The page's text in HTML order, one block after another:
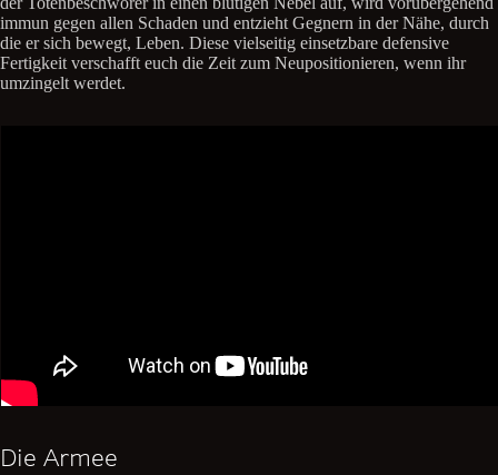
immun gegen allen Schaden und entzieht Gegnern in der Nähe, durch
die er sich bewegt, Leben. Diese vielseitig einsetzbare defensive
Fertigkeit verschafft euch die Zeit zum Neupositionieren, wenn ihr
umzingelt werdet.
Die Armee